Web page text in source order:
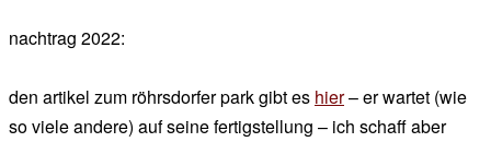
nachtrag 2022:
den artikel zum röhrsdorfer park gibt es hier– er wartet (wie
so viele andere) auf seine fertigstellung – ich schaff aber